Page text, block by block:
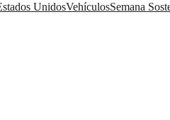
UnidosVehículosSemana